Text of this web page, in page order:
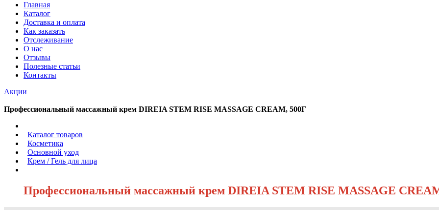
Главная
Каталог
Доставка и оплата
Как заказать
Отслеживание
О нас
Отзывы
Полезные статьи
Контакты
Акции
Профессиональный массажный крем DIREIA STEM RISE MASSAGE CREAM, 500Г
Каталог товаров
Косметика
Основной уход
Крем / Гель для лица
Профессиональный массажный крем DIREIA STEM RISE MASSAGE